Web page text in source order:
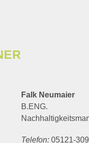
Falk Neumaier
B.ENG.
Telefon: 05121-